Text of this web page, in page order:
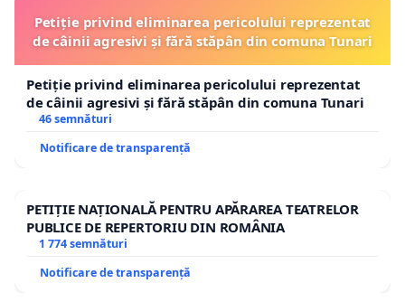
Petiție privind eliminarea pericolului reprezentat
de câinii agresivi și fără stăpân din comuna Tunari
Petiție privind eliminarea pericolului reprezentat
de câinii agresivi și fără stăpân din comuna Tunari
46 semnături
Notificare de transparență
PETIȚIE NAȚIONALĂ PENTRU APĂRAREA TEATRELOR
PUBLICE DE REPERTORIU DIN ROMÂNIA
1 774 semnături
Notificare de transparență